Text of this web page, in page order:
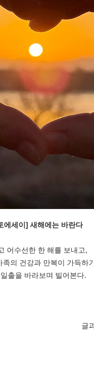
에세이] 새해에는 바란다
어수선한 한 해를 보내고,
족의 건강과 만복이 가득하
출을 바라보며 빌어본다.
글